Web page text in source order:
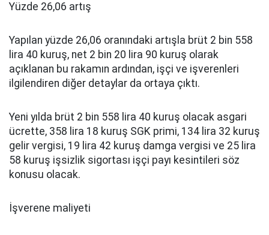
Yüzde 26,06 artış
Yapılan yüzde 26,06 oranındaki artışla brüt 2 bin 558
lira 40 kuruş, net 2 bin 20 lira 90 kuruş olarak
açıklanan bu rakamın ardından, işçi ve işverenleri
ilgilendiren diğer detaylar da ortaya çıktı.
Yeni yılda brüt 2 bin 558 lira 40 kuruş olacak asgari
ücrette, 358 lira 18 kuruş SGK primi, 134 lira 32 kuruş
gelir vergisi, 19 lira 42 kuruş damga vergisi ve 25 lira
58 kuruş işsizlik sigortası işçi payı kesintileri söz
konusu olacak.
İşverene maliyeti